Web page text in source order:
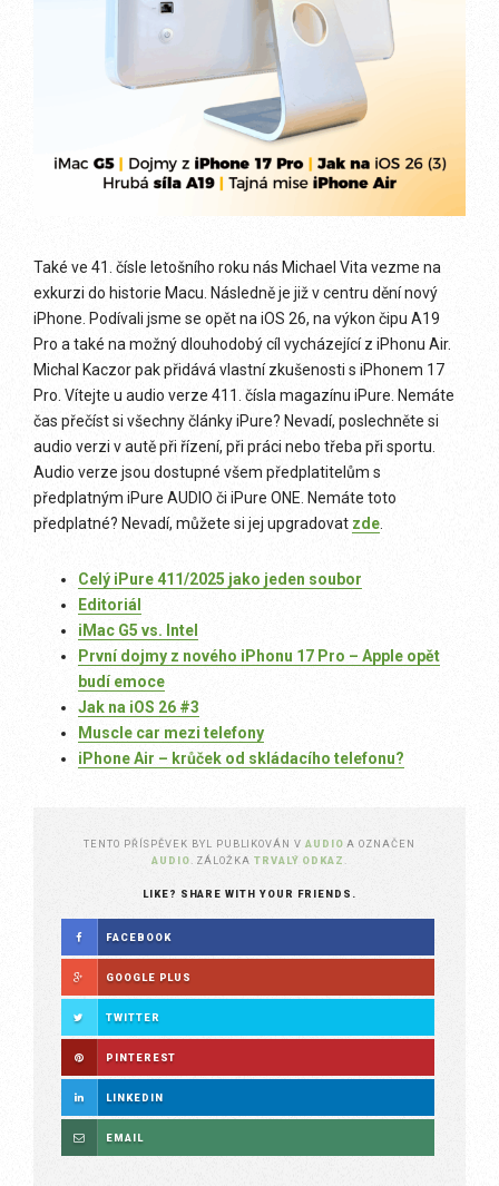
Také ve 41. čísle letošního roku nás Michael Vita vezme na
exkurzi do historie Macu. Následně je již v centru dění nový
iPhone. Podívali jsme se opět na iOS 26, na výkon čipu A19
Pro a také na možný dlouhodobý cíl vycházející z iPhonu Air.
Michal Kaczor pak přidává vlastní zkušenosti s iPhonem 17
Pro. Vítejte u audio verze 411. čísla magazínu iPure. Nemáte
čas přečíst si všechny články iPure? Nevadí, poslechněte si
audio verzi v autě při řízení, při práci nebo třeba při sportu.
Audio verze jsou dostupné všem předplatitelům s
předplatným iPure AUDIO či iPure ONE. Nemáte toto
předplatné? Nevadí, můžete si jej upgradovat zde
Celý iPure 411/2025 jako jeden soubor
Editoriál
iMac G5 vs. Intel
První dojmy z nového iPhonu 17 Pro – Apple opět
budí emoce
Jak na iOS 26 #3
Muscle car mezi telefony
iPhone Air – krůček od skládacího telefonu?
TENTO PŘÍSPĚVEK BYL PUBLIKOVÁN V AUDIO A OZNAČEN
AUDIO . ZÁLOŽKA TRVALÝ ODKAZ
LIKE? SHARE WITH YOUR FRIENDS.
FACEBOOK
GOOGLE PLUS
TWITTER
PINTEREST
LINKEDIN
EMAIL